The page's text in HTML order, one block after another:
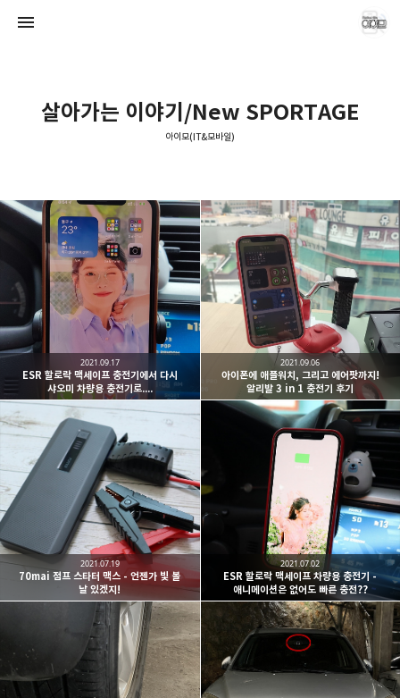
살아가는 이야기/New SPORTAGE
아이모(IT&모바일)
ESR 할로락 맥세이프 충전기에서 다시
샤오미 차량용 충전기로....
2021.09.17
아이폰에 애플워치, 그리고 에어팟까지!
알리발 3 in 1 충전기 후기
2021.09.06
70mai 점프 스타터 맥스 - 언젠가 빛 볼
날 있겠지!
2021.07.19
ESR 할로락 맥세이프 차량용 충전기 -
애니메이션은 없어도 빠른 충전??
2021.07.02
아이모(IT&모바일)
애기늑대